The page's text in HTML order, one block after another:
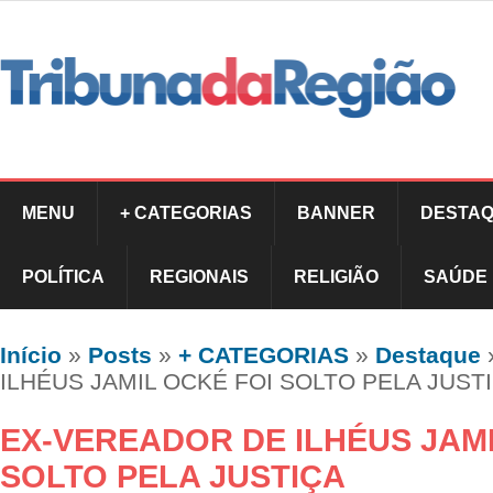
MENU + CATEGORIAS BANNER
POLÍTICA REGIONAIS RELIGIÃO SAÚDE
Início » Posts » + CATEGORIAS » Destaque
ILHÉUS JAMIL OCKÉ FOI SOLTO PELA
EX-VEREADOR DE ILHÉUS
SOLTO PELA JUSTIÇA